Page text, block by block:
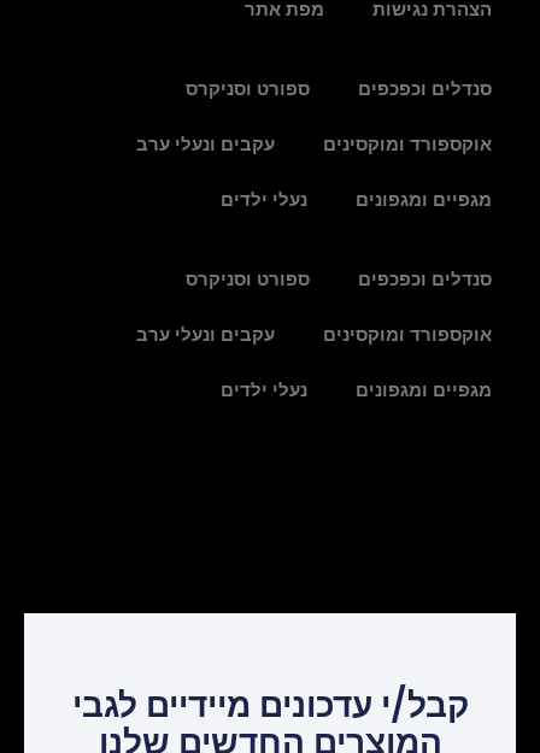
הצהרת נגישות מפת אתר
סנדלים וכפכפים ספורט וסניקרס
אוקספורד ומוקסינים עקבים ונעלי ערב
מגפיים ומגפונים נעלי ילדים
סנדלים וכפכפים ספורט וסניקרס
אוקספורד ומוקסינים עקבים ונעלי ערב
מגפיים ומגפונים נעלי ילדים
קבל/י עדכונים מיידיים לגבי
המוצרים החדשים שלנו